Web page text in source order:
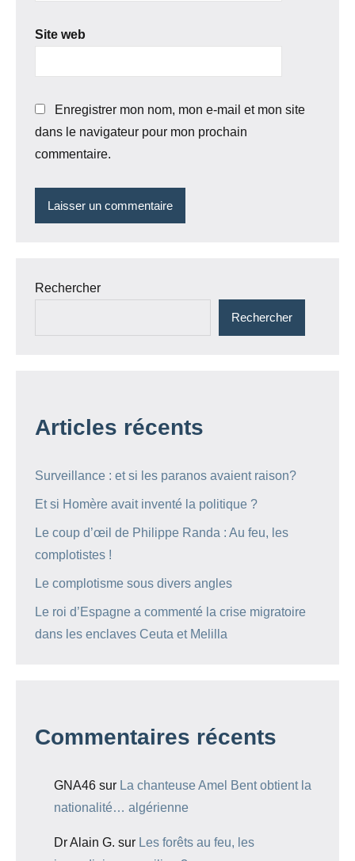
Site web
Enregistrer mon nom, mon e-mail et mon site
dans le navigateur pour mon prochain
commentaire.
Rechercher
Rechercher
Articles récents
Surveillance : et si les paranos avaient raison?
Et si Homère avait inventé la politique ?
Le coup d’œil de Philippe Randa : Au feu, les
complotistes !
Le complotisme sous divers angles
Le roi d’Espagne a commenté la crise migratoire
dans les enclaves Ceuta et Melilla
Commentaires récents
GNA46 sur La chanteuse Amel Bent obtient la
nationalité… algérienne
Dr Alain G. sur Les forêts au feu, les